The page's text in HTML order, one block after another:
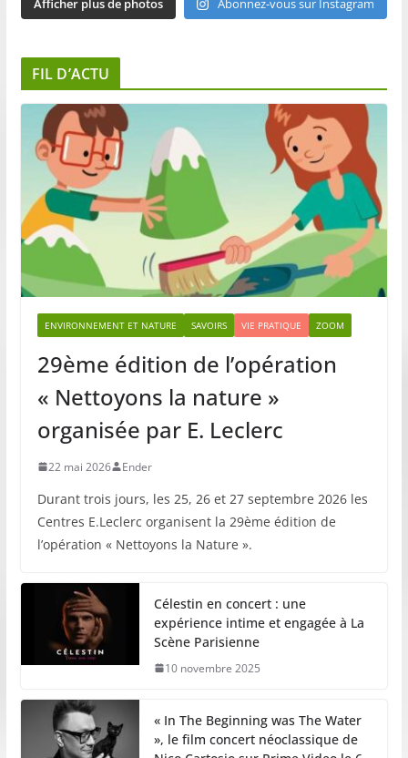
Afficher plus de photos Abonnez-vous sur Instagram
FIL D’ACTU
ENVIRONNEMENT ET NATURE SAVOIRS VIE PRATIQUE ZOOM
29ème édition de l’opération
« Nettoyons la nature »
organisée par E. Leclerc
22 mai 2026 Ender
Durant trois jours, les 25, 26 et 27 septembre 2026 les
Centres E.Leclerc organisent la 29ème édition de
l’opération « Nettoyons la Nature ».
Célestin en concert : une
expérience intime et engagée à La
Scène Parisienne
10 novembre 2025
« In The Beginning was The Water
», le film concert néoclassique de